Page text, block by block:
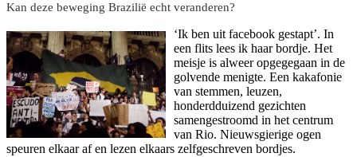
Kan deze beweging Brazilië echt veranderen?
‘Ik ben uit facebook gestapt’. In
een flits lees ik haar bordje. Het
meisje is alweer opgegegaan in de
golvende menigte. Een kakafonie
van stemmen, leuzen,
honderdduizend gezichten
samengestroomd in het centrum
van Rio. Nieuwsgierige ogen
speuren elkaar af en lezen elkaars zelfgeschreven bordjes.